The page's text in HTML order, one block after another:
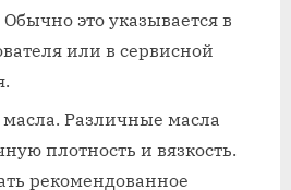
это указывается в
или в сервисной
Различные масла
плотность и вязкость.
рекомендованное